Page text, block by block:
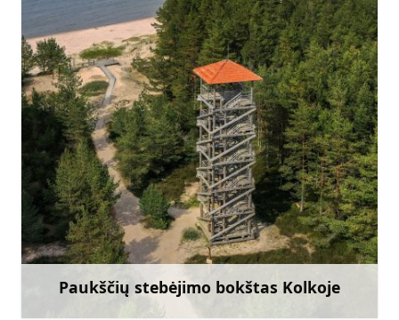
Paukščių stebėjimo bokštas Kolkoje
slitere@daba.gov.lv
+371 67800389
Eik su
Sužinoti daugiau